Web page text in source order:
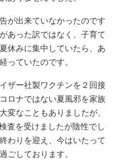
が出来ていなかったのです
あった訳ではなく、子育て
休みに集中していたら、あ
っていたのです。
ザー社製ワクチンを２回接
ロナではない夏風邪を家族
変なこともありましたが、
査を受けましたが陰性でし
わりを迎え、今はいたって
ごしております。